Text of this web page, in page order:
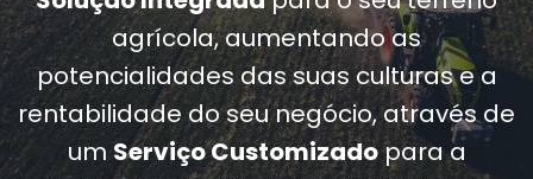
agrícola, aumentando as
potencialidades das suas culturas e a
rentabilidade do seu negócio, através de
umServiço Customizadopara a